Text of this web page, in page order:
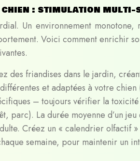
: stimulation
Un environnement
Voici comment enrichir
des friandises dans le jardin,
et adaptées à votre
– toujours vérifier la
parc). La durée moyenne d’un
Créez un « calendrier olfactif
semaine, pour maintenir un